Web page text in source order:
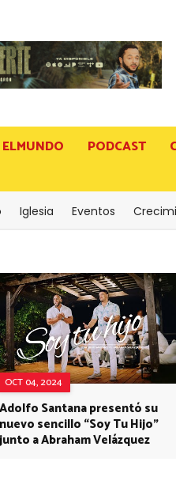
ELMUNDO PODCAST
Iglesia Eventos
OCT 04, 2024
Adolfo Santana presentó su
nuevo sencillo “Soy Tu Hijo”
junto a Abraham Velázquez